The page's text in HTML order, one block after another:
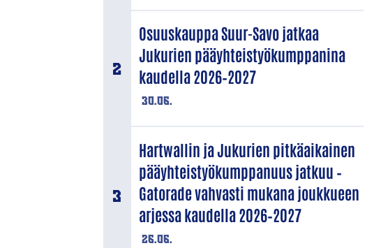
30.06.
Osuuskauppa Suur-Savo jatkaa
Jukurien pääyhteistyökumppanina
kaudella 2026–2027
26.06.
Hartwallin ja Jukurien pitkäaikainen
pääyhteistyökumppanuus jatkuu –
Gatorade vahvasti mukana joukkueen
arjessa kaudella 2026–2027